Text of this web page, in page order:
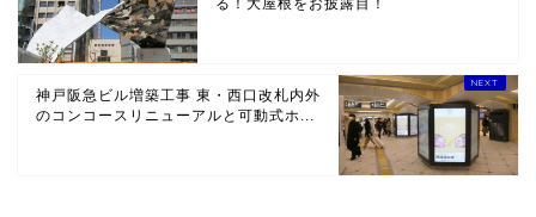
神戸阪急ビル増築工事 東・西口改札内外
のコンコースリニューアルと可動式ホ...